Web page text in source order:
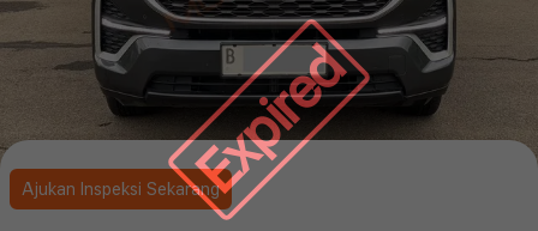
Expired
Ajukan Inspeksi Sekarang